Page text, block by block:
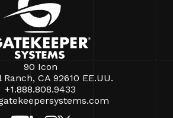
90 Icon
CA 92610 EE.UU.
+1.888.808.9433